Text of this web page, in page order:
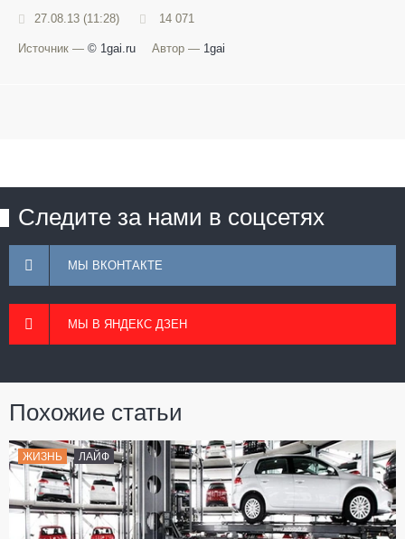
27.08.13 (11:28) 14 071
Источник — © 1gai.ru Автор — 1gai
Следите за нами в соцсетях
МЫ ВКОНТАКТЕ
МЫ В ЯНДЕКС ДЗЕН
Похожие статьи
ЖИЗНЬ ЛАЙФ